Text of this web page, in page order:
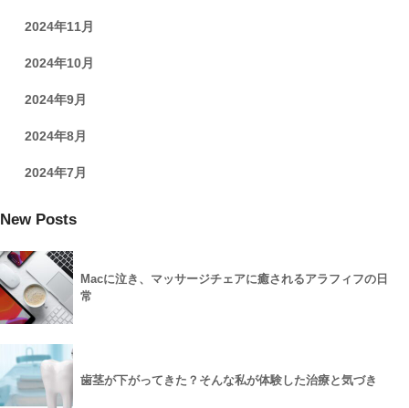
2024年11月
2024年10月
2024年9月
2024年8月
2024年7月
New Posts
Macに泣き、マッサージチェアに癒されるアラフィフの日
常
歯茎が下がってきた？そんな私が体験した治療と気づき